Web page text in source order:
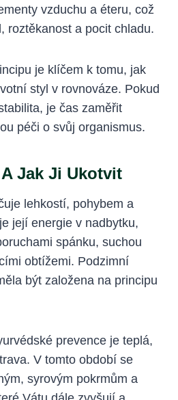
vzduchu a éteru, což
roztěkanost a pocit chladu.
je klíčem k tomu, jak
styl v rovnováze. Pokud
je čas zaměřit
péči o svůj organismus.
Jak Ji Ukotvit
lehkostí, pohybem a
její energie v nadbytku,
spánku, suchou
obtížemi. Podzimní
být založena na principu
prevence je teplá,
V tomto období se
syrovým pokrmům a